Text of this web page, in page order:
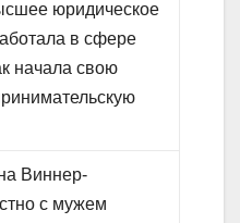
юридическое
в сфере
начала свою
Виннер-
с мужем